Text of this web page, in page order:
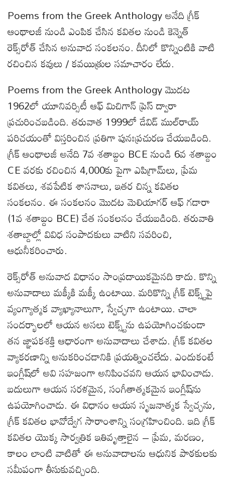
Poems from the Greek Anthology అనేది గ్రీక్
ఆంథాలజీ నుండి ఎంపిక చేసిన కవితల నుండి కెన్నెత్
రెక్స్‌రోత్ చేసిన అనువాద సంకలనం. దీనిలో కొన్నింటికి వాటి
రచించిన కవులు / కవయిత్రుల సమాచారం లేదు.
Poems from the Greek Anthology మొదట
1962లో యూనివర్సిటీ ఆఫ్ మిచిగాన్ ప్రెస్ ద్వారా
ప్రచురించబడింది. తరువాత 1999లో డేవిడ్ ముల్‌రాయ్
పరిచయంతో విస్తరించిన ప్రతిగా పునఃప్రచురణ చేయబడింది.
గ్రీక్ ఆంథాలజీ అనేది 7వ శతాబ్దం BCE నుండి 6వ శతాబ్దం
CE వరకు రచించిన 4,000కు పైగా ఎపిగ్రామ్‌లు, ప్రేమ
కవితలు, శవపేటిక శాసనాలు, ఇతర చిన్న కవితల
సంకలనం. ఈ సంకలనం మొదట మెలియాగర్ ఆఫ్ గడారా
(1వ శతాబ్దం BCE) చేత సంకలనం చేయబడింది. తరువాతి
శతాబ్దాల్లో వివిధ సంపాదకులు వాటిని సవరించి,
ఆధునీకరించారు.
రెక్స్‌రోత్ అనువాద విధానం సాంప్రదాయికమైనది కాదు. కొన్ని
అనువాదాలు మక్కీకి మక్కీ ఉంటాయి. మరికొన్ని గ్రీక్ టెక్స్ట్‌పై
వ్యంగ్యాత్మక వ్యాఖ్యానాలుగా, స్వేచ్ఛగా ఉంటాయి. చాలా
సందర్భాలలో ఆయన అసలు టెక్స్ట్‌ను ఉపయోగించకుండా
తన జ్ఞాపకశక్తి ఆధారంగా అనువాదాలు చేశాడు. గ్రీక్ కవితల
వ్యాకరణాన్ని అనుకరించడానికి ప్రయత్నించలేదు. ఎందుకంటే
ఇంగ్లీష్‌లో అవి సహజంగా అనిపించవని ఆయన భావించాడు.
బదులుగా ఆయన సరళమైన, సంగీతాత్మకమైన ఇంగ్లీష్‌ను
ఉపయోగించాడు. ఈ విధానం ఆయన సృజనాత్మక స్వేచ్ఛను,
గ్రీక్ కవితల భావోద్వేగ సారాంశాన్ని సంగ్రహించింది. ఇది గ్రీక్
కవితల యొక్క సార్వత్రిక ఇతివృత్తాలైన – ప్రేమ, మరణం,
కాలం లాంటి వాటితో ఈ అనువాదాలను ఆధునిక పాఠకులకు
సమీపంగా తీసుకువచ్చింది.